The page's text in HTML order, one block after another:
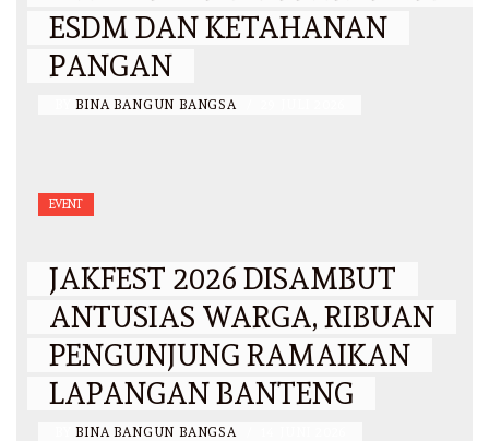
ESDM DAN KETAHANAN
PANGAN
BINA BANGUN BANGSA
EVENT
JAKFEST 2026 DISAMBUT
ANTUSIAS WARGA, RIBUAN
PENGUNJUNG RAMAIKAN
LAPANGAN BANTENG
BINA BANGUN BANGSA